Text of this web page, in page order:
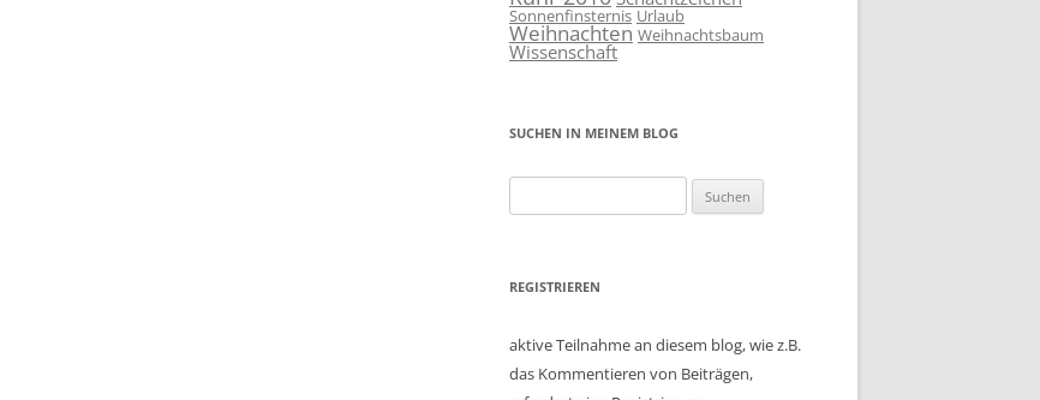
Sonnenfinsternis Urlaub
Weihnachten Weihnachtsbaum
Wissenschaft
SUCHEN IN MEINEM BLOG
nach:
REGISTRIEREN
aktive Teilnahme an diesem blog, wie z.B.
das Kommentieren von Beiträgen,